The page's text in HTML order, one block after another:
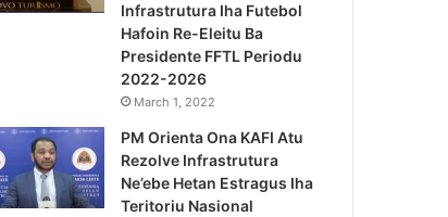
Lei Siberseguransa Ajuda
Kaptura Autór Kriminozu
Estranjeiru
Infrastrutura Iha Futebol
Hafoin Re-Eleitu Ba
Presidente FFTL Periodu
2022-2026
March 1, 2022
PM Orienta Ona KAFI Atu
Rezolve Infrastrutura
Ne’ebe Hetan Estragus Iha
Teritoriu Nasional